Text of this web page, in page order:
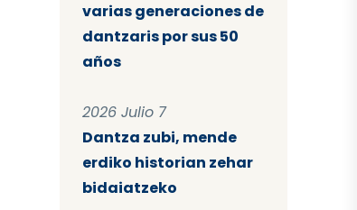
varias generaciones de
dantzaris por sus 50
años
2026 Julio 7
Dantza zubi, mende
erdiko historian zehar
bidaiatzeko